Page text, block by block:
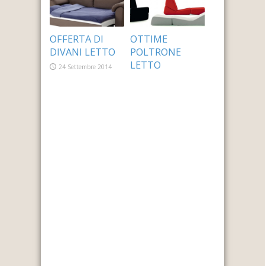
OFFERTA DI
DIVANI LETTO
24 Settembre 2014
OTTIME
POLTRONE
LETTO